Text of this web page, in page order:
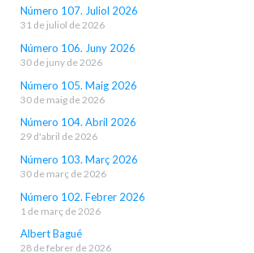
Número 107. Juliol 2026
31 de juliol de 2026
Número 106. Juny 2026
30 de juny de 2026
Número 105. Maig 2026
30 de maig de 2026
Número 104. Abril 2026
29 d'abril de 2026
Número 103. Març 2026
30 de març de 2026
Número 102. Febrer 2026
1 de març de 2026
Albert Bagué
28 de febrer de 2026